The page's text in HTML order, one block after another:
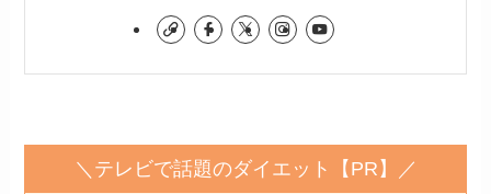
＼テレビで話題のダイエット【PR】／